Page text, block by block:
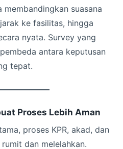
suasana
ke fasilitas, hingga
nyata. Survey yang
antara keputusan
tepat.
Proses Lebih Aman
proses KPR, akad, dan
dan melelahkan.